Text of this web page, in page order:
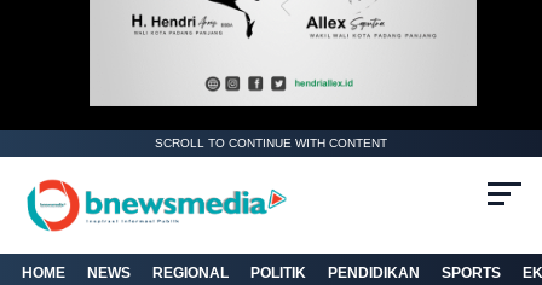
SCROLL TO CONTINUE WITH CONTENT
HOME NEWS REGIONAL POLITIK PENDIDIKAN SPORTS
. Ukuran gambar 480px x 600px